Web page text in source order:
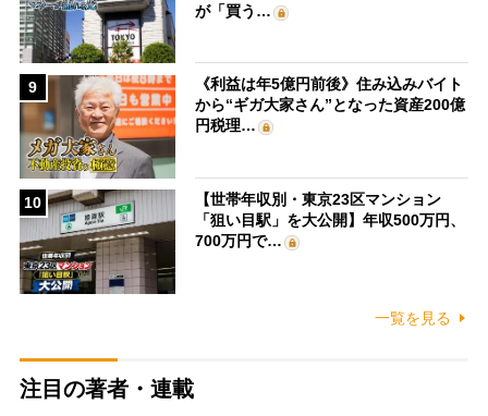
が「買う…
9
《利益は年5億円前後》住み込みバイト
から“ギガ大家さん”となった資産200億
円税理…
10
【世帯年収別・東京23区マンション
「狙い目駅」を大公開】年収500万円、
700万円で…
一覧を見る
注目の著者・連載